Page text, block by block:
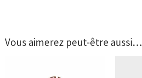
Vous aimerez peut-être aussi…